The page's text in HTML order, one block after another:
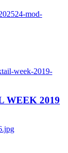
mod-
week-2019-
WEEK 2019